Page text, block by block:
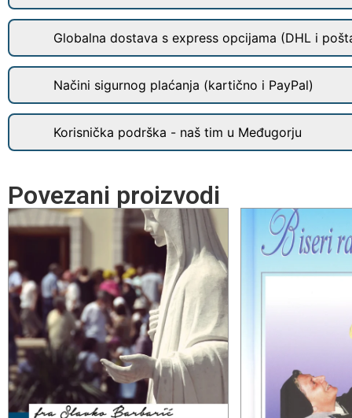
Globalna dostava s express opcijama (DHL i
Načini sigurnog plaćanja (kartično i PayPal)
Korisnička podrška - naš tim u Međugorju
Povezani proizvodi